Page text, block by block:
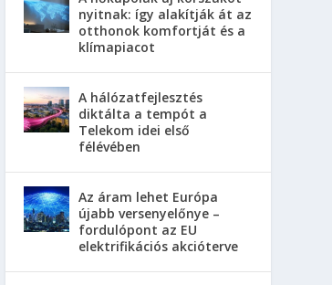
nyitnak: így alakítják át az
otthonok komfortját és a
klímapiacot
A hálózatfejlesztés
diktálta a tempót a
Telekom idei első
félévében
Az áram lehet Európa
újabb versenyelőnye –
fordulópont az EU
elektrifikációs akcióterve